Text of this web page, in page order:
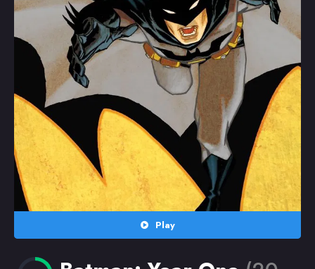
Random
Omiljeni
Play